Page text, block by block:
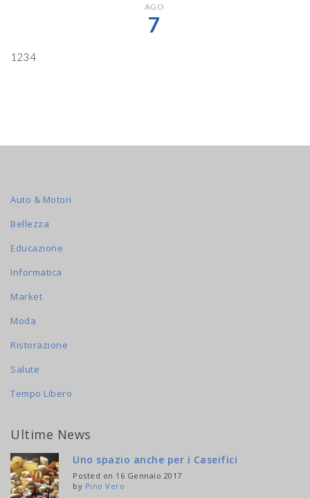
AGO
7
1234
Auto & Motori
Bellezza
Educazione
Informatica
Market
Moda
Ristorazione
Salute
Tempo Libero
Ultime News
Uno spazio anche per i Caseifici
Posted on 16 Gennaio 2017
by Pino Vero